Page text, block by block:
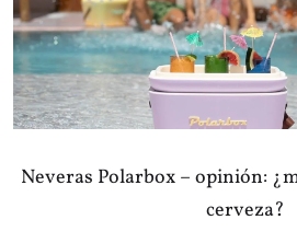
Neveras Polarbox – opinión:
cerveza?